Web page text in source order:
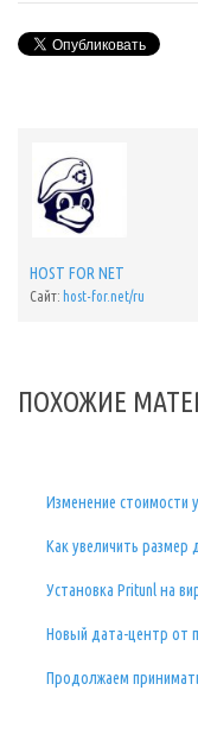
HOST FOR NET
Сайт: host-for.net/ru
ПОХОЖИЕ
Изменение стоимости
Как увеличить размер
Установка Pritunl на
Новый дата-центр от
Продолжаем